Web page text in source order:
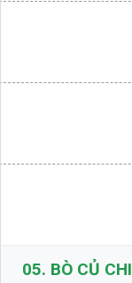
05. BÒ CỦ CHI